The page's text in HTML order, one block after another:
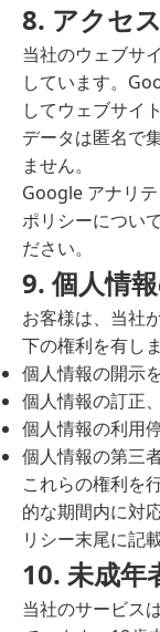
8. アクセ
当社のウェブサ
しています。
してウェブサイ
データは匿名で
ません。
Google アナリ
ポリシーについ
ださい。
9. 個人情
お客様は、当社
下の権利を有し
個人情報の開示
個人情報の訂正
個人情報の利用
個人情報の第三
これらの権利を
的な期間内に対
リシー末尾に記
10. 未成年
当社のサービス